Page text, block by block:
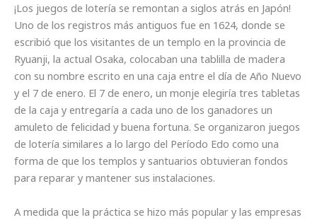
¡Los juegos de lotería se remontan a siglos atrás en Japón!
Uno de los registros más antiguos fue en 1624, donde se
escribió que los visitantes de un templo en la provincia de
Ryuanji, la actual Osaka, colocaban una tablilla de madera
con su nombre escrito en una caja entre el día de Año Nuevo
y el 7 de enero. El 7 de enero, un monje elegiría tres tabletas
de la caja y entregaría a cada uno de los ganadores un
amuleto de felicidad y buena fortuna. Se organizaron juegos
de lotería similares a lo largo del Período Edo como una
forma de que los templos y santuarios obtuvieran fondos
para reparar y mantener sus instalaciones.
A medida que la práctica se hizo más popular y las empresas